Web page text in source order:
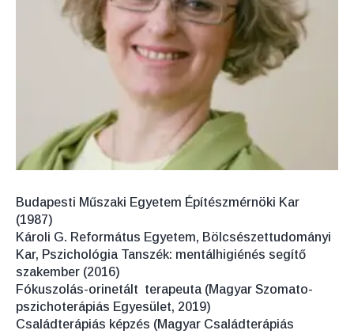
Budapesti Műszaki Egyetem Építészmérnöki Kar
(1987)
Károli G. Református Egyetem, Bölcsészettudományi
Kar, Pszichológia Tanszék: mentálhigiénés segítő
szakember (2016)
Fókuszolás-orinetált terapeuta (Magyar Szomato-
pszichoterápiás Egyesület, 2019)
Családterápiás képzés (Magyar Családterápiás